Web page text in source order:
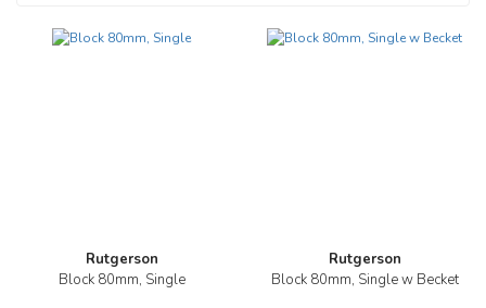
Rutgerson
Block 80mm, Single
Rutgerson
Block 80mm, Single w Becket